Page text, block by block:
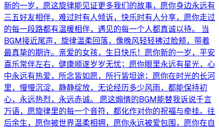
新的一岁，愿这旋律能见证更多我们的故事，愿你身边永远有
三五好友相伴，难过时有人倾诉，快乐时有人分享，愿你走过
的每一段路都有温暖相伴，遇见的每一个人都真诚以待。 当
BGM接近尾声，旋律温柔回落，像晚风轻轻拂过脸颊，带着
最真挚的期许。亲爱的女孩，生日快乐！愿你新的一岁，平安
喜乐常伴左右，健康顺遂岁岁无忧；愿你眼里永远有星光，心
中永远有热爱，所念皆如愿，所行皆坦途；愿你在时光的长河
里，慢慢沉淀，静静绽放，无论经历多少风雨，都能保持初
心，永远热烈，永远赤诚。 愿这煽情的BGM能替我诉说千言
万语，愿旋律里的每一个音符，都化作对你的祝福与牵挂。往
后余生，愿你被世界温柔相拥，愿你永远被爱包围，愿你在自